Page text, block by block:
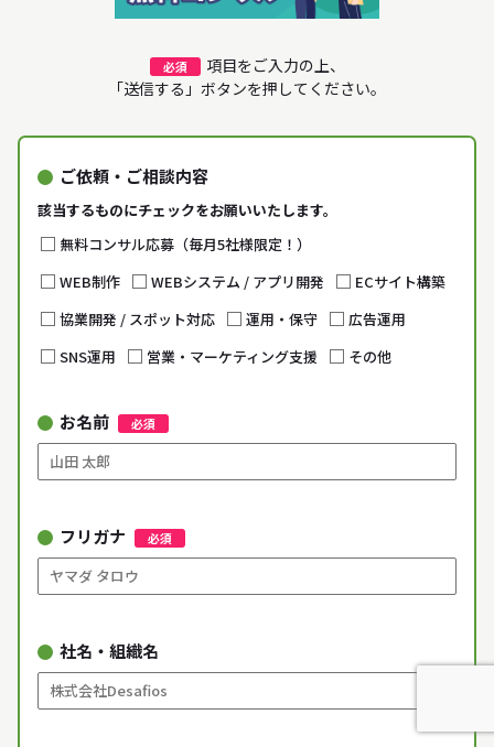
必須
項目をご入力の上、
「送信する」ボタンを押してください。
ご依頼・ご相談内容
該当するものにチェックをお願いいたします。
無料コンサル応募（毎月5社様限定！）
WEB制作
WEBシステム / アプリ開発
ECサイト構築
協業開発 / スポット対応
運用・保守
広告運用
SNS運用
営業・マーケティング支援 その他
お名前 必須
フリガナ 必須
社名・組織名